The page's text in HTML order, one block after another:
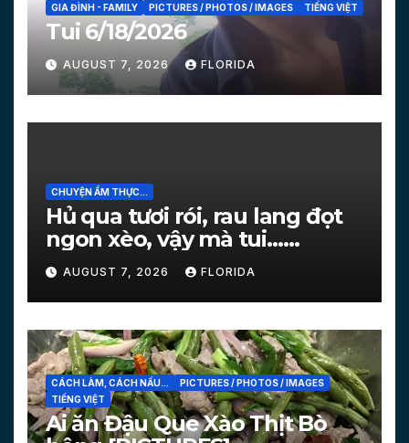
GIA ĐÌNH - FAMILY PICTURES / PHOTOS / IMAGES TIẾNG VIỆT
Tui 6/18/2026
AUGUST 7, 2026 FLORIDA
CHUYỆN ẨM THỰC...
Hủ qua tươi rói, rau lang đọt
ngon xèo, vậy mà tui…
[PICTURES]
AUGUST 7, 2026 FLORIDA
CÁCH LÀM, CÁCH NẤU...
PICTURES / PHOTOS / IMAGES
TIẾNG VIỆT
Ai ăn Đậu Que Xào Thịt Bò